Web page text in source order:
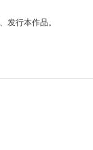
发行本作品。